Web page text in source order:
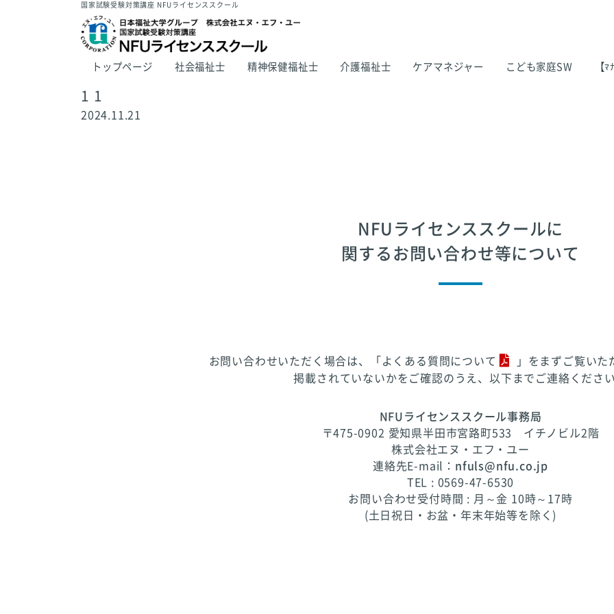
国家試験受験対策講座 NFUライセンススクール
トップページ 社会福祉士 精神保健福祉士 介護福祉士 ケアマネジャー こども家庭SW 【
1 1
2024.11.21
NFUライセンススクールに
関するお問い合わせ等について
お問い合わせいただく場合は、「 よくある質問について
」をまずご覧いた
掲載されていないかをご確認のうえ、以下までご連絡ください
NFUライセンススクール事務局
〒475-0902 愛知県半田市宮路町533 イチノビル2階
株式会社エヌ・エフ・ユー
連絡先E-mail： nfuls@nfu.co.jp
TEL : 0569-47-6530
お問い合わせ受付時間 : 月～金 10時～17時
(土日祝日・お盆・年末年始等を除く)